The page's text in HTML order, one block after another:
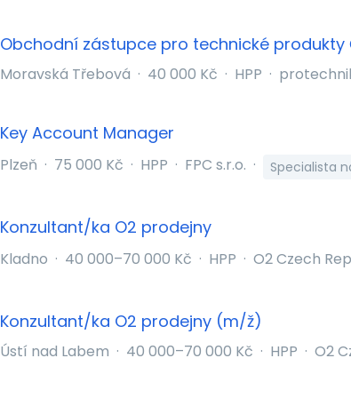
Obchodní zástupce pro technické produkty
Moravská Třebová · 40 000 Kč · HPP ·
Key Account Manager
Plzeň · 75 000 Kč · HPP · FPC s.r.o. · Specialista
Konzultant/ka O2 prodejny
Kladno · 40 000–70 000 Kč · HPP · O2 Czech
Konzultant/ka O2 prodejny (m/ž)
Ústí nad Labem · 40 000–70 000 Kč · HPP · O2